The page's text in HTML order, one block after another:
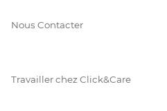
Nous Contacter
Travailler chez Click&Care